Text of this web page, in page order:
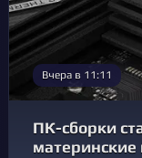
Вчера в 11:11
ПК-сборки
материнские